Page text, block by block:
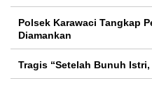
Polsek Karawaci Tangkap
Diamankan
Tragis “Setelah Bunuh Istri,